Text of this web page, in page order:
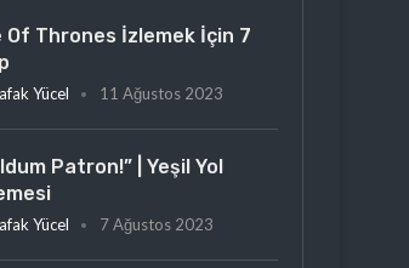
Of Thrones İzlemek İçin 7
Yücel 11 Ağustos 2023
Patron!” | Yeşil Yol
Yücel 7 Ağustos 2023